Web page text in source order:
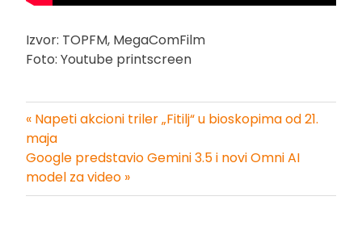
Izvor: TOPFM, MegaComFilm
Foto: Youtube printscreen
Kretanje
članka
« Napeti akcioni triler „Fitilj“ u bioskopima od 21.
maja
Google predstavio Gemini 3.5 i novi Omni AI
model za video »